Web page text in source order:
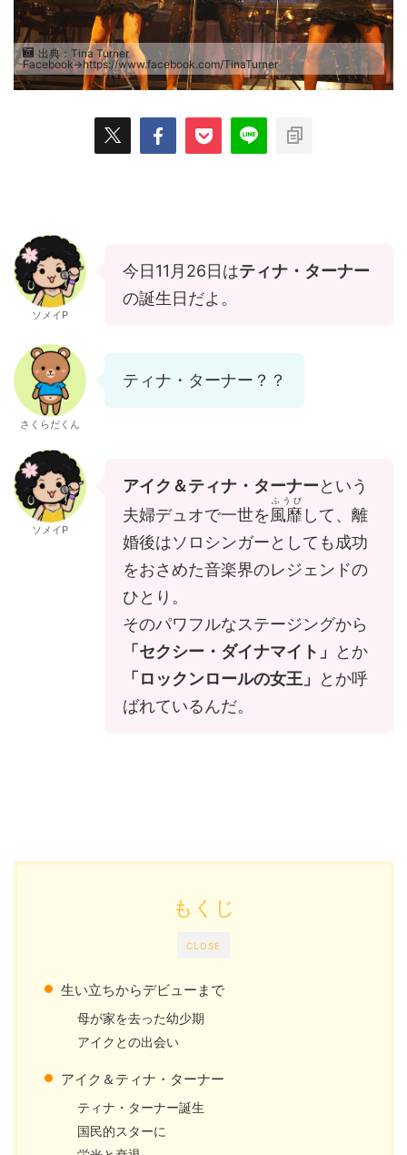
出典：Tina Turner
Facebook→https://www.facebook.com/TinaTurner
ソメイP
今日11月26日はティナ・ターナー
の誕生日だよ。
さくらだくん
ティナ・ターナー？？
ソメイP
アイク＆ティナ・ターナーという
夫婦デュオで一世を風靡
ふうび
して、離
婚後はソロシンガーとしても成功
をおさめた音楽界のレジェンドの
ひとり。
そのパワフルなステージングから
「セクシー・ダイナマイト」
とか
「ロックンロールの女王」
とか呼
ばれているんだ。
CLOSE
もくじ
生い立ちからデビューまで
母が家を去った幼少期
アイクとの出会い
アイク＆ティナ・ターナー
ティナ・ターナー誕生
国民的スターに